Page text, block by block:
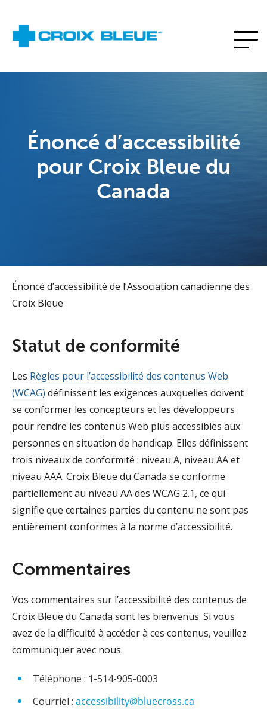
Énoncé d’accessibilité
pour Croix Bleue du
Canada
Énoncé d’accessibilité de l’Association canadienne des
Croix Bleue
Statut de conformité
Les Règles pour l’accessibilité des contenus Web
(WCAG) définissent les exigences auxquelles doivent
se conformer les concepteurs et les développeurs
pour rendre les contenus Web plus accessibles aux
personnes en situation de handicap. Elles définissent
trois niveaux de conformité : niveau A, niveau AA et
niveau AAA. Croix Bleue du Canada se conforme
partiellement au niveau AA des WCAG 2.1, ce qui
signifie que certaines parties du contenu ne sont pas
entièrement conformes à la norme d’accessibilité.
Commentaires
Vos commentaires sur l’accessibilité des contenus de
Croix Bleue du Canada sont les bienvenus. Si vous
avez de la difficulté à accéder à ces contenus, veuillez
communiquer avec nous.
Téléphone : 1-514-905-0003
Courriel : accessibility@bluecross.ca